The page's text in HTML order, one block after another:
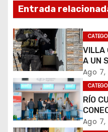
e
e
n
t
r
a
Entrada
VILLA
A UN
Ago 7,
RÍO
Ago 7,